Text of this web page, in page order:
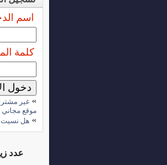
اسم
كلمة
» غير
موقع مجاني
» هل نسيت
عدد